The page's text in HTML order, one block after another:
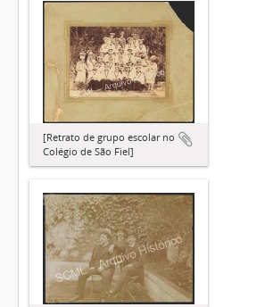
[Retrato de grupo escolar no
Colégio de São Fiel]